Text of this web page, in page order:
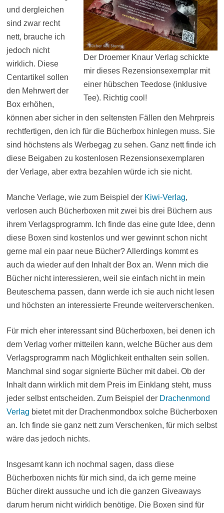
Der Droemer Knaur Verlag schickte
mir dieses Rezensionsexemplar mit
einer hübschen Teedose (inklusive
Tee). Richtig cool!
und dergleichen
sind zwar recht
nett, brauche ich
jedoch nicht
wirklich. Diese
Centartikel sollen
den Mehrwert der
Box erhöhen,
können aber sicher in den seltensten Fällen den Mehrpreis
rechtfertigen, den ich für die Bücherbox hinlegen muss. Sie
sind höchstens als Werbegag zu sehen. Ganz nett finde ich
diese Beigaben zu kostenlosen Rezensionsexemplaren
der Verlage, aber extra bezahlen würde ich sie nicht.
Manche Verlage, wie zum Beispiel der Kiwi-Verlag,
verlosen auch Bücherboxen mit zwei bis drei Büchern aus
ihrem Verlagsprogramm. Ich finde das eine gute Idee, denn
diese Boxen sind kostenlos und wer gewinnt schon nicht
gerne mal ein paar neue Bücher? Allerdings kommt es
auch da wieder auf den Inhalt der Box an. Wenn mich die
Bücher nicht interessieren, weil sie einfach nicht in mein
Beuteschema passen, dann werde ich sie auch nicht lesen
und höchsten an interessierte Freunde weiterverschenken.
Für mich eher interessant sind Bücherboxen, bei denen ich
dem Verlag vorher mitteilen kann, welche Bücher aus dem
Verlagsprogramm nach Möglichkeit enthalten sein sollen.
Manchmal sind sogar signierte Bücher mit dabei. Ob der
Inhalt dann wirklich mit dem Preis im Einklang steht, muss
jeder selbst entscheiden. Zum Beispiel der Drachenmond
Verlag bietet mit der Drachenmondbox solche Bücherboxen
an. Ich finde sie ganz nett zum Verschenken, für mich selbst
wäre das jedoch nichts.
Insgesamt kann ich nochmal sagen, dass diese
Bücherboxen nichts für mich sind, da ich gerne meine
Bücher direkt aussuche und ich die ganzen Giveaways
darum herum nicht wirklich benötige. Die Boxen sind für